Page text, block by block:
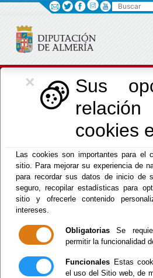
×
Sus
cookies
Las cookies son importantes para el
sitio. Para mejorar su experiencia de
para recordar sus datos de inicio de
seguro, recopilar estadísticas para
sitio y ofrecerle contenido
intereses.
Obligatorias Se
permitir la funcionalidad
Funcionales Estas
el uso del Sitio web, de
Cultura,
Identidad
Menú
Inicio -Cultura y Cine - FICAL
'ALMERÍA, TIERRA DE
FICAL
CICLO
Buscar